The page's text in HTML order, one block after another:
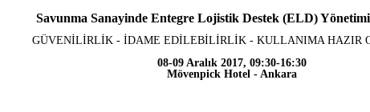
Savunma Sanayinde Entegre Lojistik Destek (ELD)
GÜVENİLİRLİK - İDAME EDİLEBİLİRLİK - KULLANIMA HAZIR
08-09 Aralık 2017, 09:30-16:30
Mövenpick Hotel - Ankara